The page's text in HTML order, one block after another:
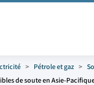
Pétrole et gaz
de soute en Asie-